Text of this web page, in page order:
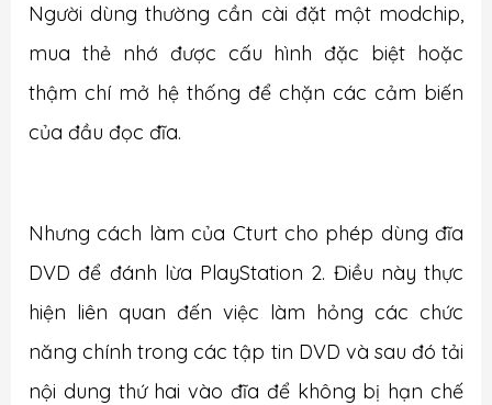
Người dùng thường cần cài đặt một modchip,
mua thẻ nhớ được cấu hình đặc biệt hoặc
thậm chí mở hệ thống để chặn các cảm biến
của đầu đọc đĩa.
Nhưng cách làm của Cturt cho phép dùng đĩa
DVD để đánh lừa PlayStation 2. Điều này thực
hiện liên quan đến việc làm hỏng các chức
năng chính trong các tập tin DVD và sau đó tải
nội dung thứ hai vào đĩa để không bị hạn chế